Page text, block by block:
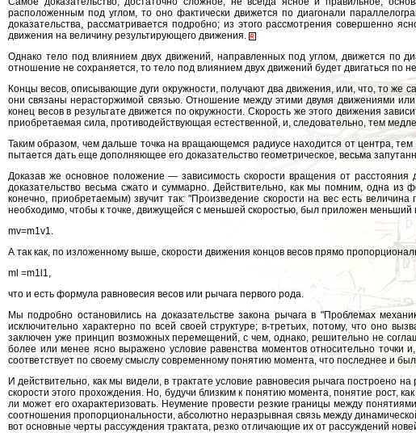
расположенным под углом, то оно фактически движется по диагонали
доказательства, рассматривается подробно; из этого рассмотрения совершенно
движения на величину результирующего движения.
Однако тело под влиянием двух движений, направленных под углом, движется по
отношение не сохраняется, то тело под влиянием двух движений будет двигаться по
Концы весов, описывающие дуги окружности, получают два движения, или, что, то же
они связаны нерасторжимой связью. Отношение между этими двумя движениями
конец весов в результате движется по окружности. Скорость же этого движения
приобретаемая сила, противодействующая естественной, и, следовательно, тем
Таким образом, чем дальше точка на вращающемся радиусе находится от центра, тем
пытается дать еще дополняющее его доказательство геометрическое, весьма
Доказав же основное положение — зависимость скорости вращения от
доказательство весьма сжато и суммарно. Действительно, как мы помним, одна из
конечно, приобретаемым) звучит так: "Произведение скорости на вес есть
необходимо, чтобы к точке, движущейся с меньшей скоростью, был приложен меньший
mv=m1v1.
А так как, по изложенному выше, скорости движения концов весов прямо
ml =m1l1,
что и есть формула равновесия весов или рычага первого рода.
Мы подробно остановились на доказательстве закона рычага в "Проблемах
исключительно характерно по всей своей структуре; в-третьих, потому, что оно
заключен уже принцип возможных перемещений, с чем, однако, решительно не
более или менее ясно выражено условие равенства моментов относительно точки
соответствует по своему смыслу современному понятию момента, что последнее и
И действительно, как мы видели, в трактате условие равновесия рычага построено
скорости этого прохождения. Но, будучи близким к понятию момента, понятие рост,
ли может его охарактеризовать. Неумение провести резкие границы между
соотношения пропорциональности, абсолютно неразрывная связь между
вот основные черты рассуждения трактата, резко отличающие их от рассуждений